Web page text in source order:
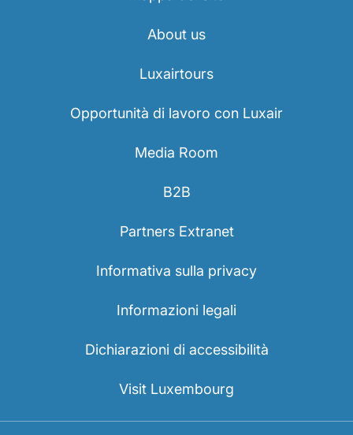
About us
Luxairtours
Opportunità di lavoro con Luxair
Media Room
B2B
Partners Extranet
Informativa sulla privacy
Informazioni legali
Dichiarazioni di accessibilità
Visit Luxembourg